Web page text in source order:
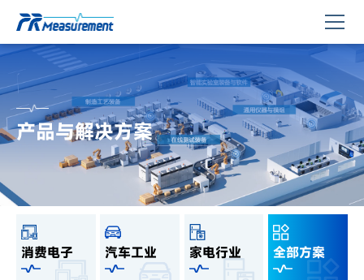
产品与解决方案
消费电子 汽车工业 家电行业 全部方案